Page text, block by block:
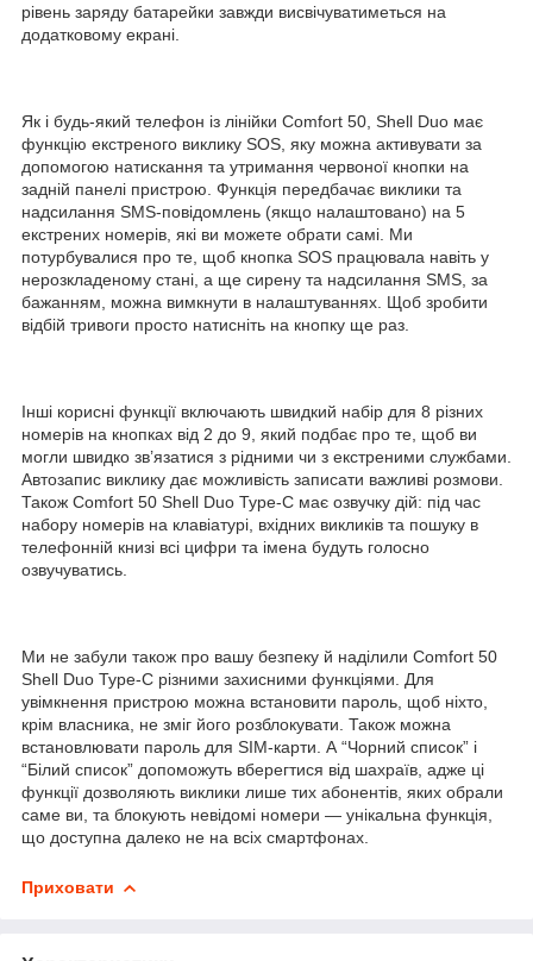
рівень заряду батарейки завжди висвічуватиметься на
додатковому екрані.
Як і будь-який телефон із лінійки Comfort 50, Shell Duo має
функцію екстреного виклику SOS, яку можна активувати за
допомогою натискання та утримання червоної кнопки на
задній панелі пристрою. Функція передбачає виклики та
надсилання SMS-повідомлень (якщо налаштовано) на 5
екстрених номерів, які ви можете обрати самі. Ми
потурбувалися про те, щоб кнопка SOS працювала навіть у
нерозкладеному стані, а ще сирену та надсилання SMS, за
бажанням, можна вимкнути в налаштуваннях. Щоб зробити
відбій тривоги просто натисніть на кнопку ще раз.
Інші корисні функції включають швидкий набір для 8 різних
номерів на кнопках від 2 до 9, який подбає про те, щоб ви
могли швидко зв’язатися з рідними чи з екстреними службами.
Автозапис виклику дає можливість записати важливі розмови.
Також Comfort 50 Shell Duo Type-C має озвучку дій: під час
набору номерів на клавіатурі, вхідних викликів та пошуку в
телефонній книзі всі цифри та імена будуть голосно
озвучуватись.
Ми не забули також про вашу безпеку й наділили Comfort 50
Shell Duo Type-C різними захисними функціями. Для
увімкнення пристрою можна встановити пароль, щоб ніхто,
крім власника, не зміг його розблокувати. Також можна
встановлювати пароль для SIM-карти. А “Чорний список” і
“Білий список” допоможуть вберегтися від шахраїв, адже ці
функції дозволяють виклики лише тих абонентів, яких обрали
саме ви, та блокують невідомі номери — унікальна функція,
що доступна далеко не на всіх смартфонах.
Приховати